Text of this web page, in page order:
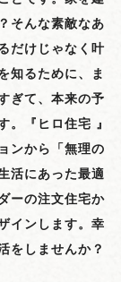
そんな素敵なあ
だけじゃなく叶
知るために、ま
ぎて、本来の予
。『ヒロ住宅 』
ンから「無理の
活にあった最適
ーの注文住宅か
インします。幸
をしませんか？